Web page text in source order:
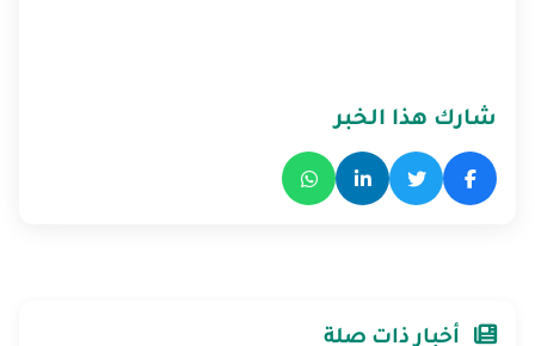
شارك هذا الخبر
أخبار ذات صلة